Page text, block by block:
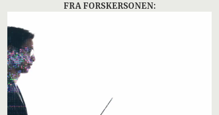
FRA FORSKERSONEN: